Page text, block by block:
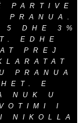
PARTIVE
PRANUA.
DHE 3%
EDHE
PREJ
PRANUA
E
NUK U
I
NIKOLLA